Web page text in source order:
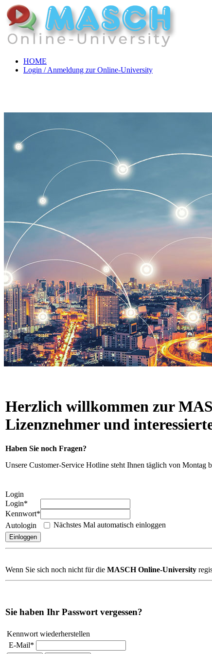
HOME
Login / Anmeldung zur Online-University
Herzlich willkommen zur
Lizenznehmer und
Haben Sie noch Fragen?
Unsere Customer-Service Hotline steht Ihnen täglich von
Login
Login*
Kennwort*
Autologin
Nächstes Mal automatisch einloggen
Wenn Sie sich noch nicht für die MASCH Online-University
Sie haben Ihr Passwort vergessen?
Kennwort wiederherstellen
E-Mail*